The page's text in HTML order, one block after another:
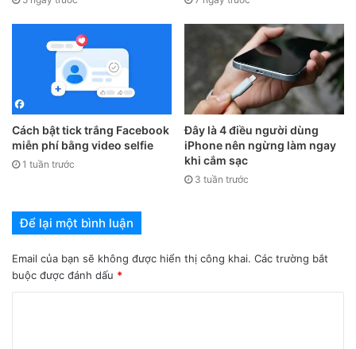
Vào “Cài đặt” chọn “Quyền riêng tư”
Cách bật tick trắng Facebook
miễn phí bằng video selfie
1 tuần trước
Đây là 4 điều người dùng
iPhone nên ngừng làm ngay
khi cắm sạc
3 tuần trước
Để lại một bình luận
Email của bạn sẽ không được hiển thị công khai. Các trường bắt
buộc được đánh dấu *